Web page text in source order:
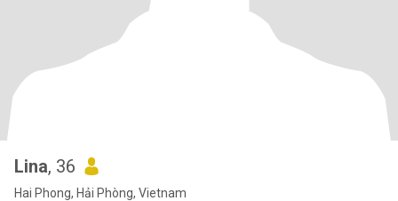
Lina, 36
Hai Phong, Hải Phòng, Vietnam